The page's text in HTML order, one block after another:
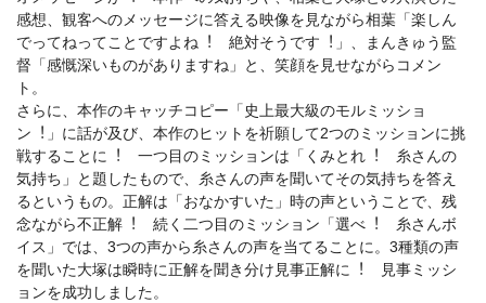
感想、観客へのメッセージに答える映像を⾒ながら相葉「楽しん
でってねってことですよね︕ 絶対そうです︕」、まんきゅう監
督「感慨深いものがありますね」と、笑顔を⾒せながらコメン
ト。
さらに、本作のキャッチコピー「史上最⼤級のモルミッショ
ン︕」に話が及び、本作のヒットを祈願して2つのミッションに挑
戦することに︕ ⼀つ⽬のミッションは「くみとれ︕ ⽷さんの
気持ち」と題したもので、⽷さんの声を聞いてその気持ちを答え
るというもの。正解は「おなかすいた」時の声ということで、残
念ながら不正解︕ 続く⼆つ⽬のミッション「選べ︕ ⽷さんボ
イス」では、3つの声から⽷さんの声を当てることに。3種類の声
を聞いた⼤塚は瞬時に正解を聞き分け⾒事正解に︕ ⾒事ミッシ
ョンを成功しました。